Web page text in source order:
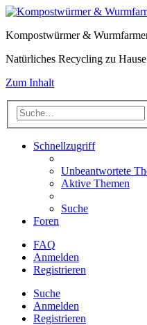
Kompostwürmer &
Natürliches Recycling zu Hause
Zum Inhalt
Schnellzugriff
Unbeantwortete
Aktive Themen
Suche
Foren
FAQ
Anmelden
Registrieren
Suche
Anmelden
Registrieren